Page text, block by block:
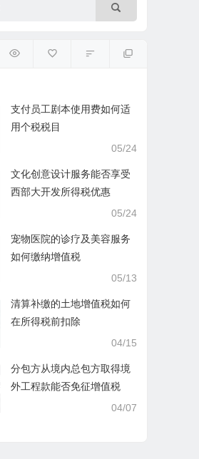
支付员工剧本使用费如何适
用个税税目
05/24
文化创意设计服务能否享受
西部大开发所得税优惠
05/24
宠物医院的诊疗及美容服务
如何缴纳增值税
05/13
清算补缴的土地增值税如何
在所得税前扣除
04/15
分包方从境内总包方取得境
外工程款能否免征增值税
04/07